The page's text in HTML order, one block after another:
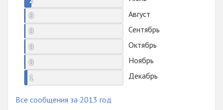
0
Август
0
Сентябрь
0
Октябрь
0
Ноябрь
1
Декабрь
Все сообщения за 2013 год